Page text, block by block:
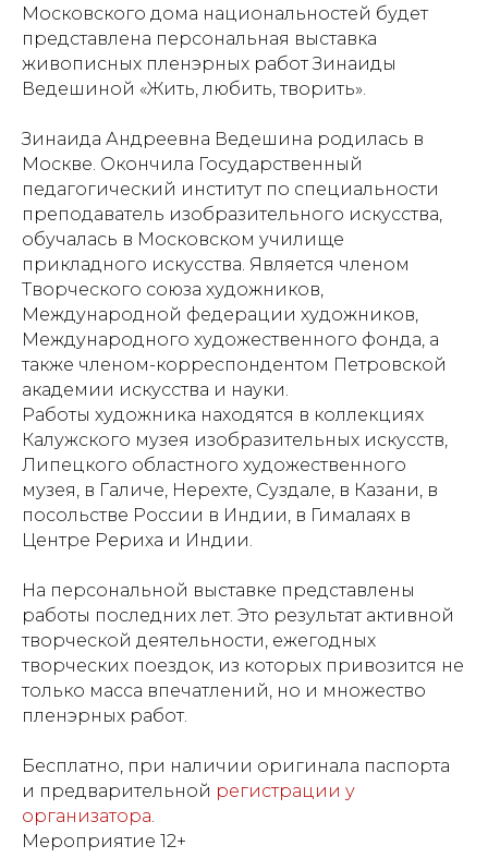
Московского дома национальностей будет
представлена персональная выставка
живописных пленэрных работ Зинаиды
Ведешиной «Жить, любить, творить».
Зинаида Андреевна Ведешина родилась в
Москве. Окончила Государственный
педагогический институт по специальности
преподаватель изобразительного искусства,
обучалась в Московском училище
прикладного искусства. Является членом
Творческого союза художников,
Международной федерации художников,
Международного художественного фонда, а
также членом-корреспондентом Петровской
академии искусства и науки.
Работы художника находятся в коллекциях
Калужского музея изобразительных искусств,
Липецкого областного художественного
музея, в Галиче, Нерехте, Суздале, в Казани, в
посольстве России в Индии, в Гималаях в
Центре Рериха и Индии.
На персональной выставке представлены
работы последних лет. Это результат активной
творческой деятельности, ежегодных
творческих поездок, из которых привозится не
только масса впечатлений, но и множество
пленэрных работ.
Бесплатно, при наличии оригинала паспорта
и предварительной регистрации у
организатора.
Мероприятие 12+